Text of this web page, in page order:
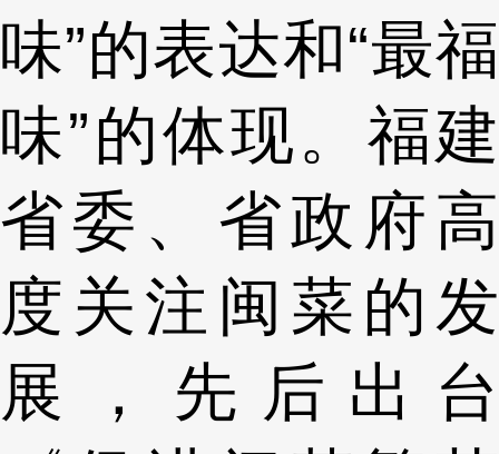
味”的表达和“最福
味”的体现。福建
省委、省政府高
度关注闽菜的发
展，先后出台